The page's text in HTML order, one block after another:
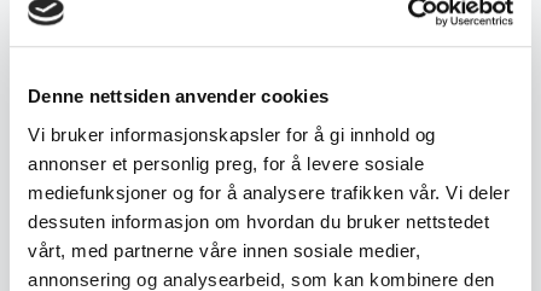
Denne nettsiden anvender cookies
Vi bruker informasjonskapsler for å gi innhold og
annonser et personlig preg, for å levere sosiale
mediefunksjoner og for å analysere trafikken vår. Vi deler
dessuten informasjon om hvordan du bruker nettstedet
vårt, med partnerne våre innen sosiale medier,
annonsering og analysearbeid, som kan kombinere den
Beskrivelse
Lott med tre klassiske lysestaker i messing med
dreid utforming. Fremstår som fra 1900-tallet og
selges samlet som vist.